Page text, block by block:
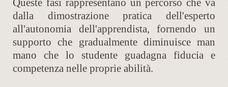
Queste fasi rappresentano un percorso che va
dalla dimostrazione pratica dell'esperto
all'autonomia dell'apprendista, fornendo un
supporto che gradualmente diminuisce man
mano che lo studente guadagna fiducia e
competenza nelle proprie abilità.